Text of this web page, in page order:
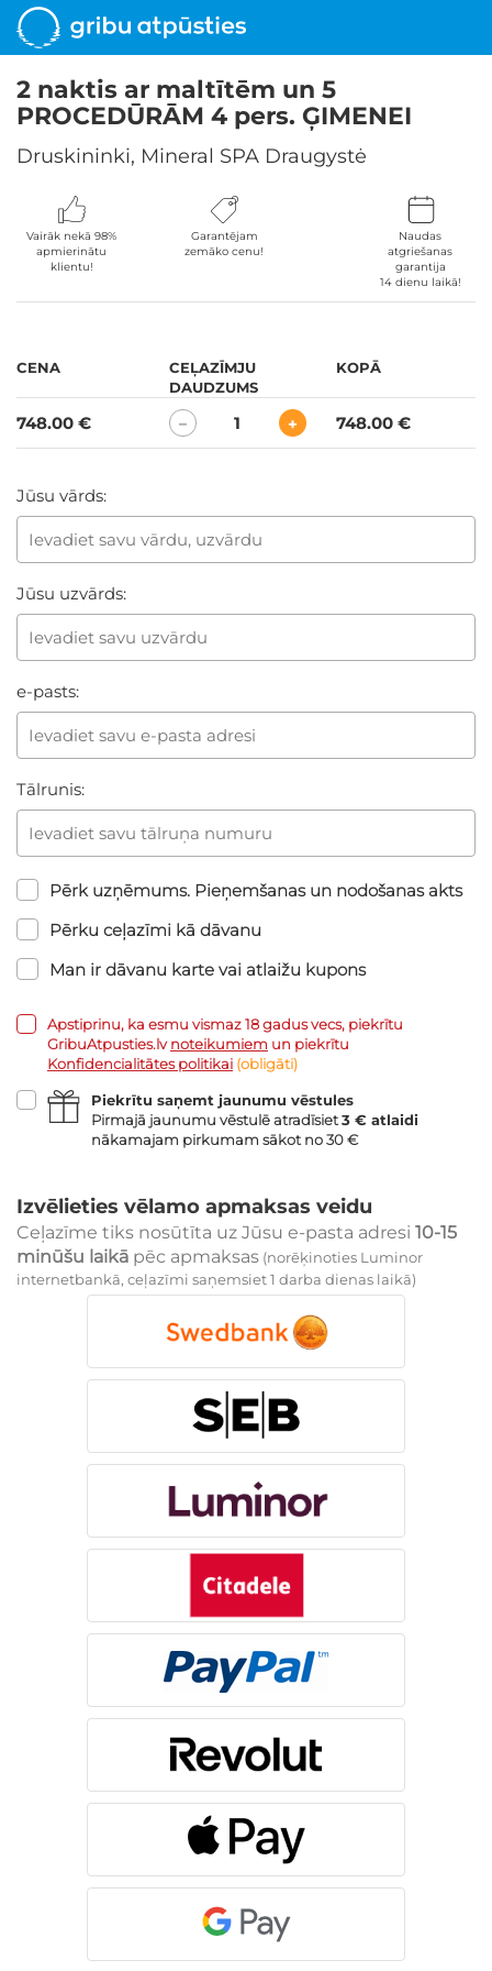
2 naktis ar maltītēm un 5
PROCEDŪRĀM 4 pers. ĢIMENEI
Druskininki, Mineral SPA Draugystė
Vairāk nekā 98%
apmierinātu
klientu!
Garantējam
zemāko cenu!
Naudas
atgriešanas
garantija
14 dienu laikā!
CENA
CEĻAZĪMJU
DAUDZUMS
KOPĀ
748.00 € − 1 + 748.00 €
Jūsu vārds:
Jūsu uzvārds:
e-pasts:
Tālrunis:
Pērk uzņēmums. Pieņemšanas un nodošanas akts
Pērku ceļazīmi kā dāvanu
Man ir dāvanu karte vai atlaižu kupons
Apstiprinu, ka esmu vismaz 18 gadus vecs, piekrītu
GribuAtpusties.lvnoteikumiem un piekrītu
Konfidencialitātes politikai (obligāti)
Piekrītu saņemt jaunumu vēstules
Pirmajā jaunumu vēstulē atradīsiet3 € atlaidi
nākamajam pirkumam sākot no 30 €
Izvēlieties vēlamo apmaksas veidu
Ceļazīme tiks nosūtīta uz Jūsu e-pasta adresi 10-15
minūšu laikā pēc apmaksas (norēķinoties Luminor
internetbankā, ceļazīmi saņemsiet 1 darba dienas laikā)